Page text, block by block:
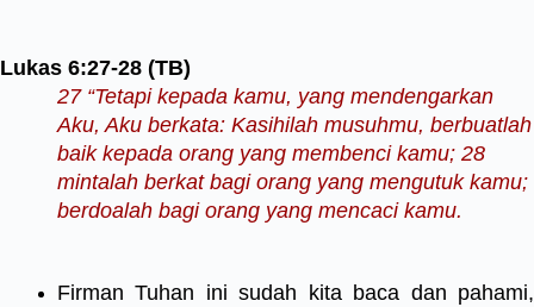
Lukas 6:27-28 (TB)
27 “Tetapi kepada kamu, yang mendengarkan
Aku, Aku berkata: Kasihilah musuhmu, berbuatlah
baik kepada orang yang membenci kamu; 28
mintalah berkat bagi orang yang mengutuk kamu;
berdoalah bagi orang yang mencaci kamu.
Firman Tuhan ini sudah kita baca dan pahami,